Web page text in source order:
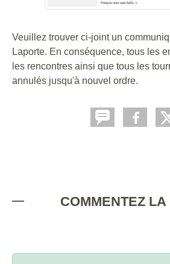
Veuillez trouver ci-joint un
Laporte. En conséquence, tous les
les rencontres ainsi que tous les
annulés jusqu'à nouvel ordre.
COMMENTEZ LA